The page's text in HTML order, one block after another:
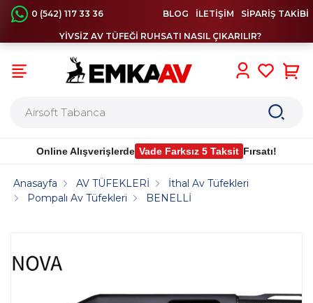
0 (542) 117 33 36 BLOG İLETİŞİM SİPARİŞ TAKİBİ
YİVSİZ AV TÜFEĞİ RUHSATI NASIL ÇIKARILIR?
Online Alışverişlerde Vade Farksız 5 Taksit Fırsatı!
Anasayfa AV TÜFEKLERİ
İthal Av Tüfekleri
Pompalı Av Tüfekleri
BENELLİ